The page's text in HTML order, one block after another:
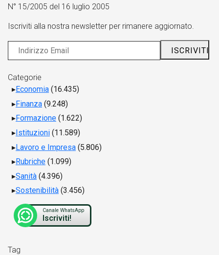
N° 15/2005 del 16 luglio 2005
Iscriviti alla nostra newsletter per rimanere aggiornato.
Categorie
Economia (16.435)
Finanza (9.248)
Formazione (1.622)
Istituzioni (11.589)
Lavoro e Impresa (5.806)
Rubriche (1.099)
Sanità (4.396)
Sostenibilità (3.456)
Canale WhatsApp
Iscriviti!
Tag